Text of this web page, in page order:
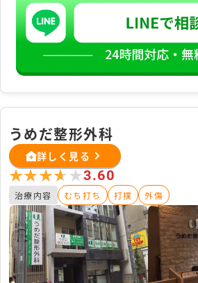
うめだ整形外科
詳しく見る
★★★★★
★★★★★3.60
治療内容 むち打ち 打撲 外傷